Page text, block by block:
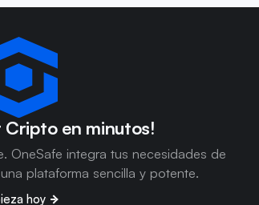
Cripto en minutos!
OneSafe integra tus necesidades de
plataforma sencilla y potente.
hoy